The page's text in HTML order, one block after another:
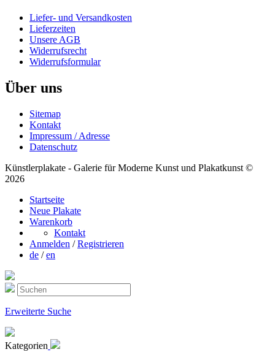
Liefer- und Versandkosten
Lieferzeiten
Unsere AGB
Widerrufsrecht
Widerrufsformular
Über uns
Sitemap
Kontakt
Impressum / Adresse
Datenschutz
Künstlerplakate - Galerie für Moderne Kunst und Plakatkunst ©
2026
Startseite
Neue Plakate
Warenkorb
Kontakt
Anmelden / Registrieren
de /en
Erweiterte Suche
Kategorien